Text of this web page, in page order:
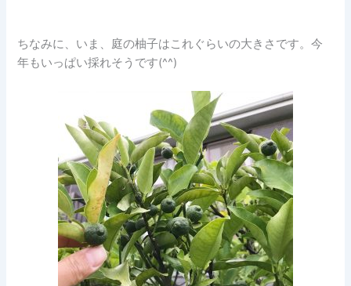
ちなみに、いま、庭の柚子はこれぐらいの大きさです。今
年もいっぱい採れそうです(^^)